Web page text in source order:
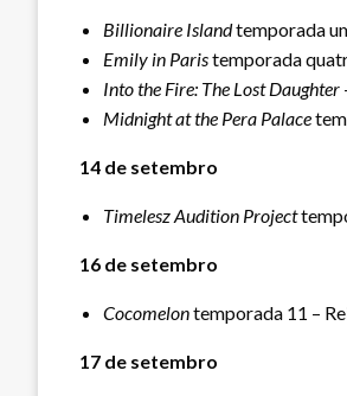
Billionaire Islandtemporada
Emily in Paristemporada
Into the Fire: The Lost Daughter
Midnight at the Pera Palace
14 de setembro
Timelesz Audition Project
16 de setembro
Cocomelontemporada 11 –
17 de setembro